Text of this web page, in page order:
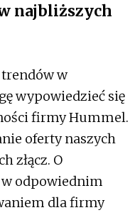
najbliższych
trendów w
wypowiedzieć się
firmy Hummel.
oferty naszych
złącz. O
w odpowiednim
dla firmy